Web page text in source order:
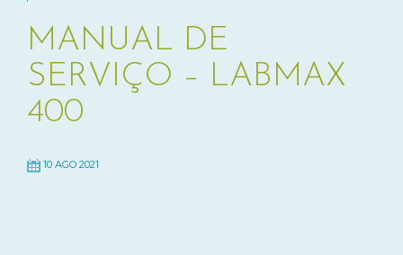
MANUAL DE
SERVIÇO – LABMAX
400
10 AGO 2021